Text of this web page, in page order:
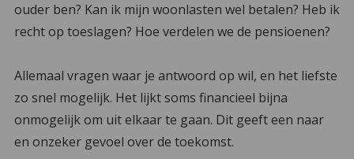
ouder ben? Kan ik mijn woonlasten wel betalen? Heb ik
recht op toeslagen? Hoe verdelen we de pensioenen?
Allemaal vragen waar je antwoord op wil, en het liefste
zo snel mogelijk. Het lijkt soms financieel bijna
onmogelijk om uit elkaar te gaan. Dit geeft een naar
en onzeker gevoel over de toekomst.